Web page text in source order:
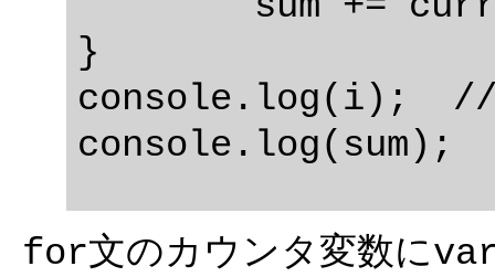
}
console.log(i);
for文のカウンタ変数に